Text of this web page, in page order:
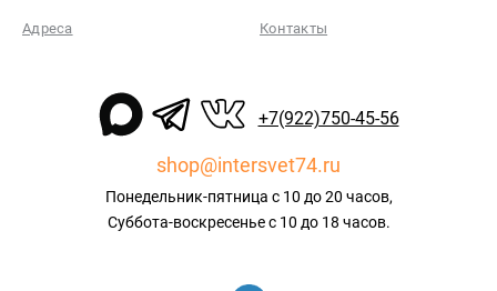
Адреса Контакты
+7(922)750-45-56
shop@intersvet74.ru
Понедельник-пятница с 10 до 20 часов,
Суббота-воскресенье с 10 до 18 часов.